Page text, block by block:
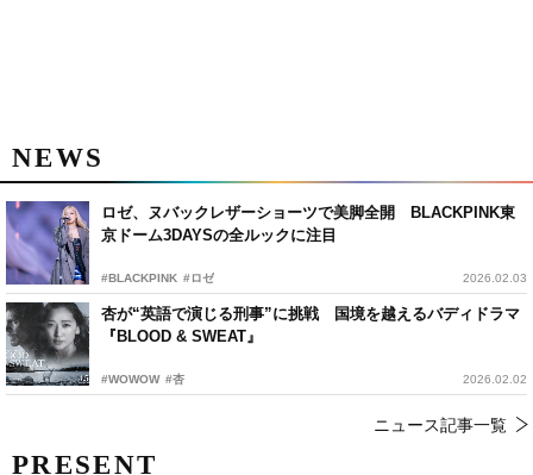
NEWS
ロゼ、ヌバックレザーショーツで美脚全開 BLACKPINK東
京ドーム3DAYSの全ルックに注目
#BLACKPINK #ロゼ 2026.02.03
杏が“英語で演じる刑事”に挑戦 国境を越えるバディドラマ
『BLOOD & SWEAT』
#WOWOW #杏 2026.02.02
ニュース記事一覧
PRESENT